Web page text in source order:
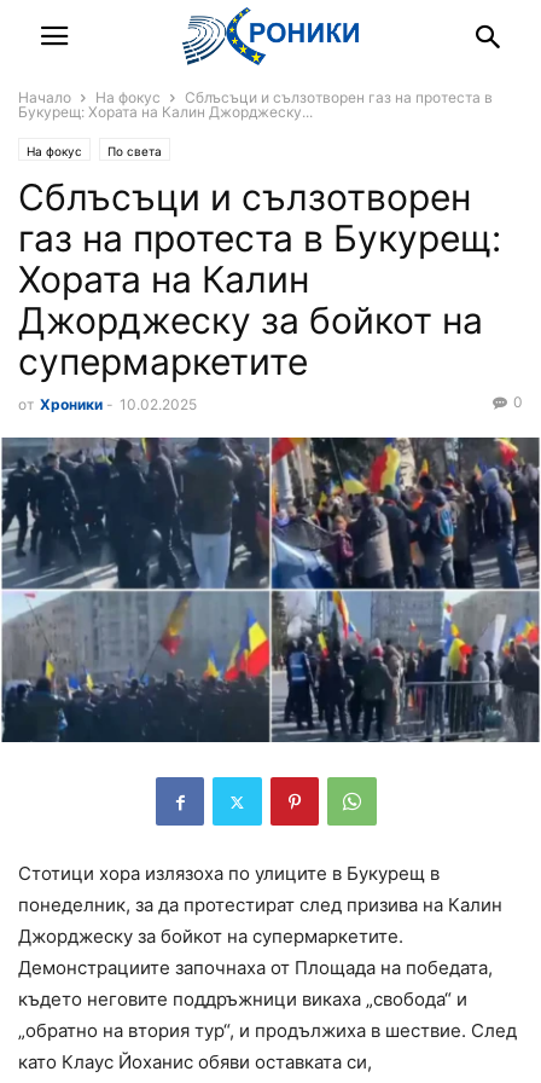
Начало На фокус
Сблъсъци и сълзотворен газ на протеста в
Букурещ: Хората на Калин Джорджеску...
На фокус По света
Сблъсъци и сълзотворен
газ на протеста в Букурещ:
Хората на Калин
Джорджеску за бойкот на
супермаркетите
от Хроники - 10.02.2025 0
Стотици хора излязоха по улиците в Букурещ в
понеделник, за да протестират след призива на Калин
Джорджеску за бойкот на супермаркетите.
Демонстрациите започнаха от Площада на победата,
където неговите поддръжници викаха „свобода“ и
„обратно на втория тур“, и продължиха в шествие. След
като Клаус Йоханис обяви оставката си,